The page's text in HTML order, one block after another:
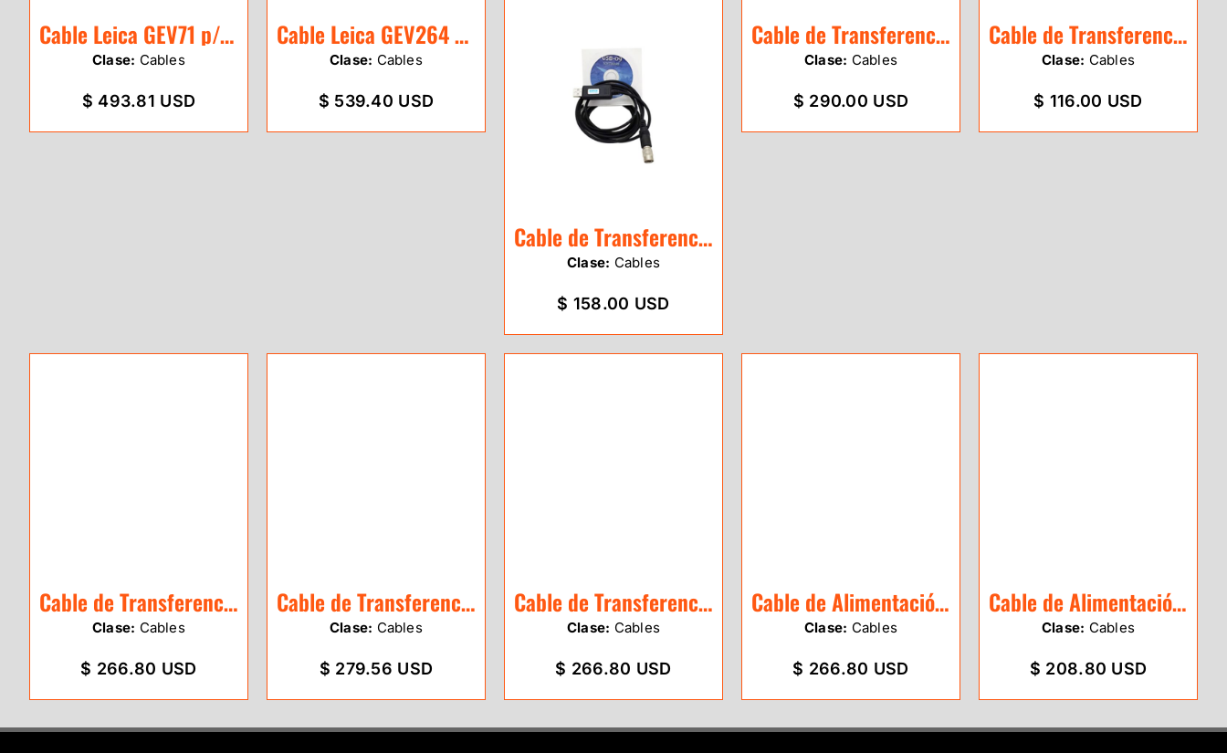
Cable Leica GEV71 p/conectar a batería
Clase: Cables
$ 493.81 USD
Cable Leica GEV264 Radio Ext/Bat a GNSS
Clase: Cables
$ 539.40 USD
Cable de Transferencia Sokkia/Topcon CX-
Clase: Cables
$ 158.00 USD
Cable de Transferencia Sokkia GRX1 / GRX
Clase: Cables
$ 290.00 USD
Cable de Transferencia Ruide
Clase: Cables
$ 116.00 USD
Cable de Transferencia Leica GEV267
Clase: Cables
$ 266.80 USD
Cable de Transferencia Leica GEV234
Clase: Cables
$ 279.56 USD
Cable de Transferencia Leica GEV162
Clase: Cables
$ 266.80 USD
Cable de Alimentación Leica GEV97
Clase: Cables
$ 266.80 USD
Cable de Alimentación Leica GEV52
Clase: Cables
$ 208.80 USD